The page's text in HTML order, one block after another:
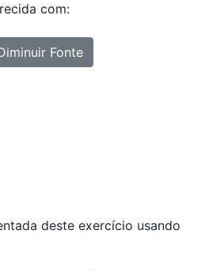
com:
Fonte
deste exercício usando